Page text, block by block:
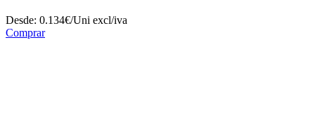
Desde: 0.134€/Uni excl/iva
Comprar